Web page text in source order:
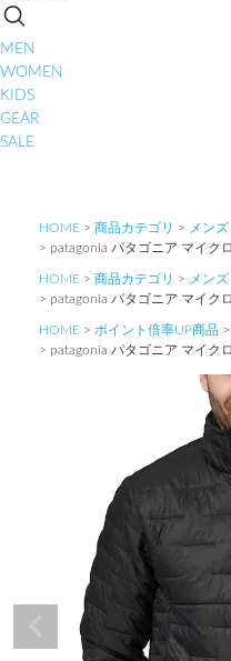
MEN
WOMEN
KIDS
GEAR
SALE
HOME 商品カテゴリ メンズ
patagonia パタゴニア マイク
HOME 商品カテゴリ メンズ
patagonia パタゴニア マイク
HOME ポイント倍率UP商品
patagonia パタゴニア マイク